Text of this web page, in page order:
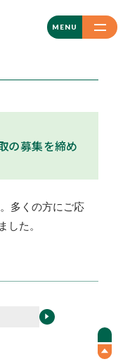
MENU
CLOSE
の募集を締め
多くの方にご応
した。